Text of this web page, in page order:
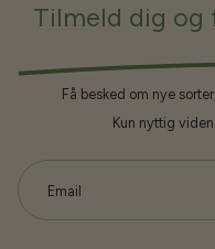
Tilmeld dig og
Få besked om nye
Kun nyttig
Email